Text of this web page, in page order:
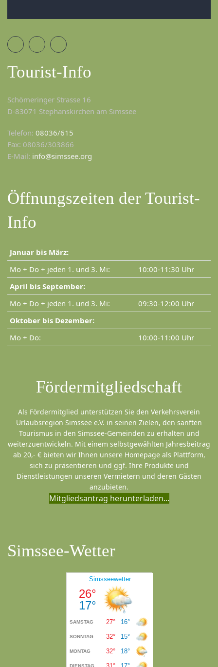
Tourist-Info
Schömeringer Strasse 16
D-83071 Stephanskirchen am Simssee
Telefon: 08036/615
Fax: 08036/303866
E-Mail: info@simssee.org
Öffnungszeiten der Tourist-
Info
Januar bis März:
Mo + Do + jeden 1. und 3. Mi:
10:00-11:30 Uhr
April bis September:
Mo + Do + jeden 1. und 3. Mi:
09:30-12:00 Uhr
Oktober bis Dezember:
Mo + Do:
10:00-11:00 Uhr
Fördermitgliedschaft
Als Fördermitglied unterstützen Sie den Verkehrsverein
Urlaubsregion Simssee e.V. in seinen Zielen, den sanften
Tourismus in den Simssee-Gemeinden zu erhalten und
weiterzuentwickeln. Mit einem selbstgewählten Jahresbeitrag
ab 20,- € bieten wir Ihnen unsere Homepage als Plattform,
sich zu präsentieren und ggf. Ihre Produkte und
Dienstleistungen unseren Vermietern und deren Gästen
anzubieten.
Mitgliedsantrag herunterladen...
Simssee-Wetter